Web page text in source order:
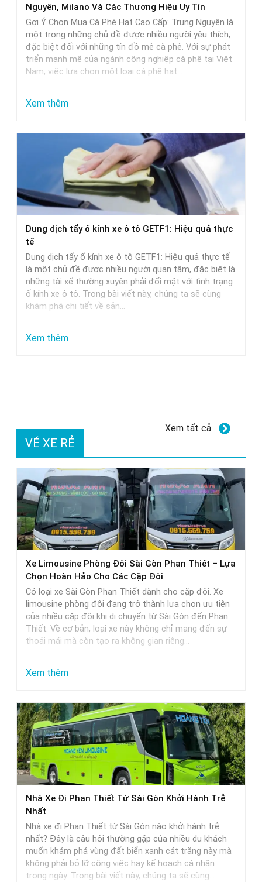
lựa
chọn
Nguyên, Milano Và Các Thương Hiệu Uy Tín
Gợi Ý Chọn Mua Cà Phê Hạt Cao Cấp: Trung Nguyên là
một trong những chủ đề được nhiều người yêu thích,
đặc biệt đối với những tín đồ mê cà phê. Với sự phát
triển mạnh mẽ của ngành công nghiệp cà phê tại Việt
Nam, việc lựa chọn một loại cà phê hạt…
Xem thêm:
Ý
Chọn
Mua
Cà
Phê
Hạt
Cao
Cấp:
Trung
Nguyên,
Milano
Dung dịch tẩy ố kính xe ô tô GETF1: Hiệu quả thực
tế
Dung dịch tẩy ố kính xe ô tô GETF1: Hiệu quả thực tế
là một chủ đề được nhiều người quan tâm, đặc biệt là
những tài xế thường xuyên phải đối mặt với tình trạng
ố kính xe ô tô. Trong bài viết này, chúng ta sẽ cùng
khám phá chi tiết về sản…
Xem thêm:
xe
tô
GETF1:
quả
thực
tế
VÉ XE RẺ
Xem tất cả
Xe Limousine Phòng Đôi Sài Gòn Phan Thiết – Lựa
Chọn Hoàn Hảo Cho Các Cặp Đôi
Có loại xe Sài Gòn Phan Thiết dành cho cặp đôi. Xe
limousine phòng đôi đang trở thành lựa chọn ưu tiên
của nhiều cặp đôi khi di chuyển từ Sài Gòn đến Phan
Thiết. Về cơ bản, loại xe này không chỉ mang đến sự
thoải mái mà còn tạo ra không gian riêng…
Xem thêm:
Limousine
Phòng
Đôi
Sài
Gòn
Phan
Thiết
Lựa
Chọn
Hoàn
Nhà Xe Đi Phan Thiết Từ Sài Gòn Khởi Hành Trễ
Nhất
Nhà xe đi Phan Thiết từ Sài Gòn nào khởi hành trễ
nhất? Đây là câu hỏi thường gặp của nhiều du khách
muốn khám phá vùng đất biển xanh cát trắng này mà
không phải bỏ lỡ công việc hay kế hoạch cá nhân
trong ngày. Trong bài viết này, chúng ta sẽ cùng…